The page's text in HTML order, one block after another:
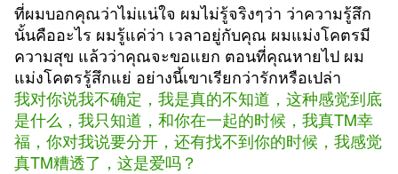
ที่ผมบอกคุณว่าไม่แน่ใจ ผมไม่รู้จริงๆว่า ว่าความรู้สึก
นั้นคืออะไร ผมรู้แค่ว่า เวลาอยู่กับคุณ ผมแม่งโคตรมี
ความสุข แล้วว่าคุณจะขอแยก ตอนที่คุณหายไป ผม
แม่งโคตรรู้สึกแย่ อย่างนี้เขาเรียกว่ารักหรือเปล่า
我对你说我不确定，我是真的不知道，这种感觉到底
是什么， 我只知道，和你在一起的时候，我真TM幸
福， 你对我说要分开，还有找不到你的时候，我感觉
真TM糟透了，这是爱吗？